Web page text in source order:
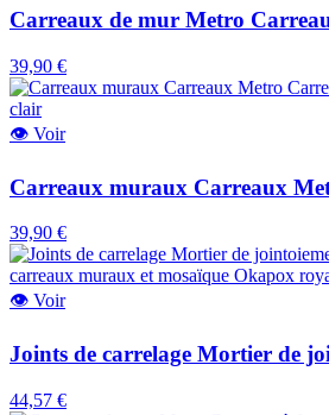
Carreaux de mur Metro
39,90 €
👁 Voir
Carreaux muraux Carreaux
39,90 €
👁 Voir
Joints de carrelage Mortier de
44,57 €